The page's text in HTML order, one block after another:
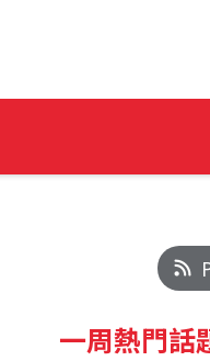
一周熱門話